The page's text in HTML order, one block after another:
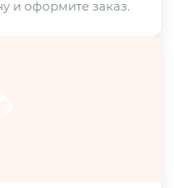
и оформите заказ.